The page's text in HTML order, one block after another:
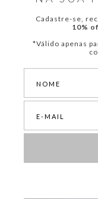
Cadastre-se,
10%
*Válido apenas